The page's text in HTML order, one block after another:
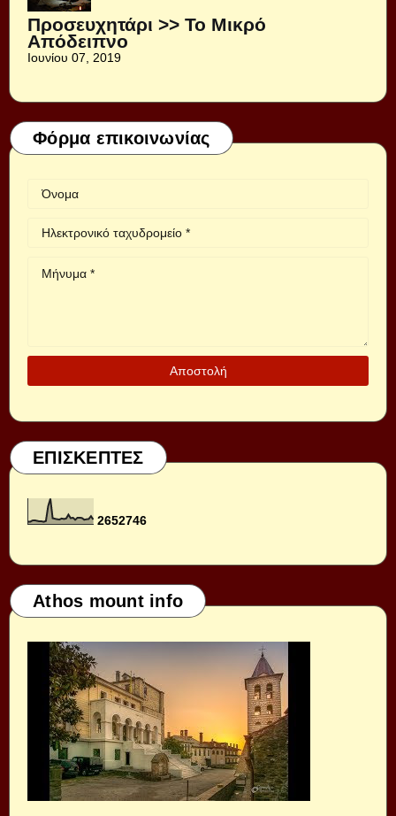
Προσευχητάρι >> Το Μικρό
Απόδειπνο
Ιουνίου 07, 2019
Φόρμα επικοινωνίας
ΕΠΙΣΚΕΠΤΕΣ
2652746
Athos mount info